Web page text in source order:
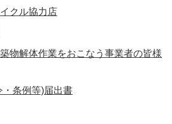
クル協力店
物解体作業をおこなう事業者の皆様
条例等)届出書